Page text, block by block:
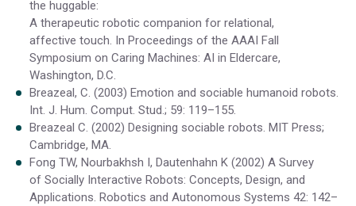
the huggable:
A therapeutic robotic companion for relational,
affective touch. In Proceedings of the AAAI Fall
Symposium on Caring Machines: AI in Eldercare,
Washington, D.C.
Breazeal, C. (2003) Emotion and sociable humanoid robots.
Int. J. Hum. Comput. Stud.; 59: 119–155.
Breazeal C. (2002) Designing sociable robots. MIT Press;
Cambridge, MA.
Fong TW, Nourbakhsh I, Dautenhahn K (2002) A Survey
of Socially Interactive Robots: Concepts, Design, and
Applications. Robotics and Autonomous Systems 42: 142–